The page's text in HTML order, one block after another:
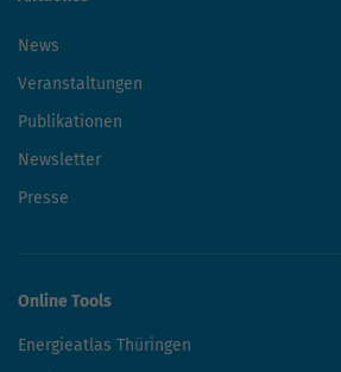
News
Veranstaltungen
Publikationen
Newsletter
Presse
Online Tools
Energieatlas Thüringen